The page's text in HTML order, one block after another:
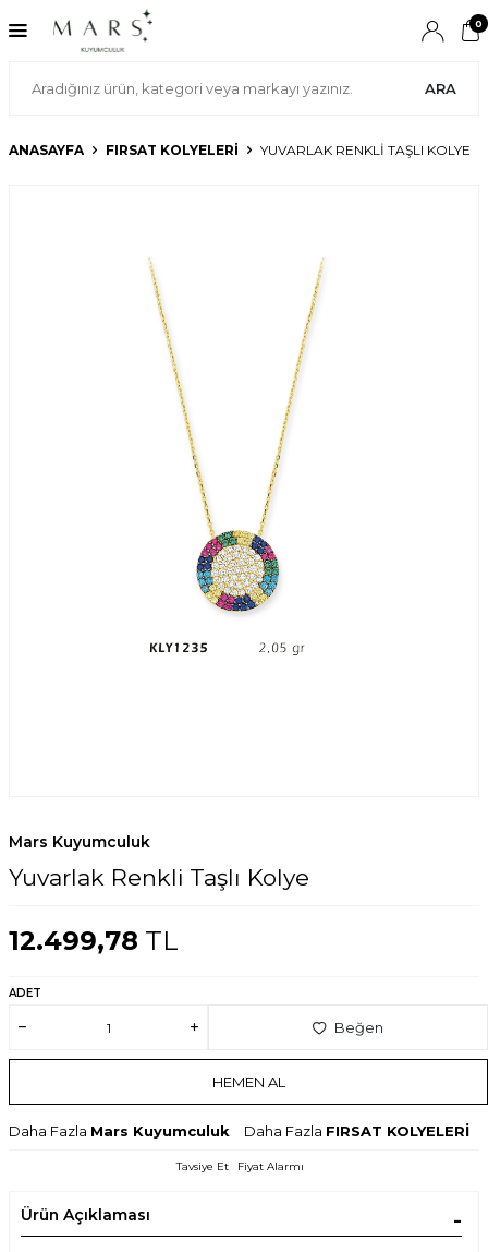
ARA
0
ANASAYFA FIRSAT KOLYELERİ YUVARLAK RENKLI TAŞLI KOLYE
Mars Kuyumculuk
Yuvarlak Renkli Taşlı Kolye
12.499,78 TL
ADET
Beğen
HEMEN AL
Daha Fazla Mars Kuyumculuk Daha Fazla FIRSAT KOLYELERİ
Tavsiye Et Fiyat Alarmı
Ürün Açıklaması